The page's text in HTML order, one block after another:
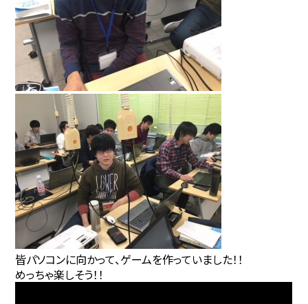
皆パソコンに向かって、ゲームを作っていました！！
めっちゃ楽しそう！！